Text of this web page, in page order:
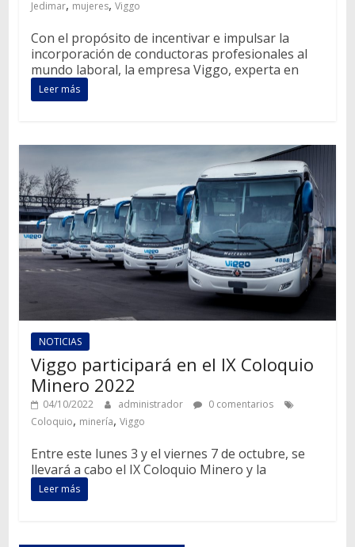
Jedimar, mujeres, Viggo
Con el propósito de incentivar e impulsar la
incorporación de conductoras profesionales al
mundo laboral, la empresa Viggo, experta en
Leer más
NOTICIAS
Viggo participará en el IX Coloquio
Minero 2022
04/10/2022 administrador
0 comentarios
Coloquio, minería, Viggo
Entre este lunes 3 y el viernes 7 de octubre, se
llevará a cabo el IX Coloquio Minero y la
Leer más